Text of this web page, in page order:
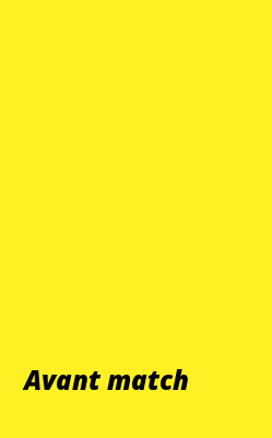
Avant match